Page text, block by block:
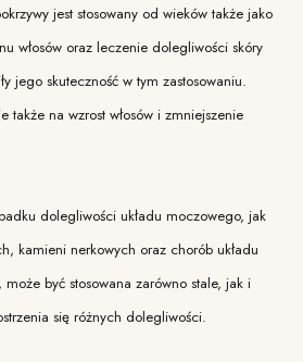
jest stosowany od wieków także jako
włosów oraz leczenie dolegliwości skóry
jego skuteczność w tym zastosowaniu.
także na wzrost włosów i zmniejszenie
dolegliwości układu moczowego, jak
kamieni nerkowych oraz chorób układu
być stosowana zarówno stale, jak i
się różnych dolegliwości.